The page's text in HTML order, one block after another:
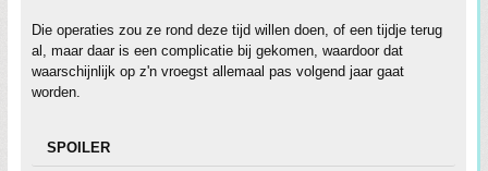
Die operaties zou ze rond deze tijd willen doen, of een tijdje terug
al, maar daar is een complicatie bij gekomen, waardoor dat
waarschijnlijk op z'n vroegst allemaal pas volgend jaar gaat
worden.
SPOILER